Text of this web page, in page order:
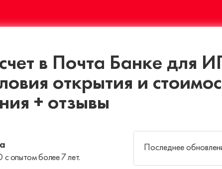
в Почта Банке для
открытия и
+ отзывы
опытом более 7 лет.
Последнее